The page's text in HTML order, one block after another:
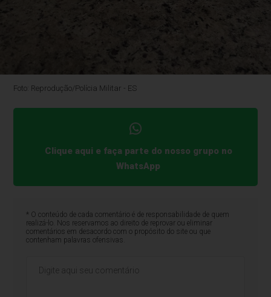
Foto: Reprodução/Polícia Militar - ES
Clique aqui e faça parte do nosso grupo no
WhatsApp
* O conteúdo de cada comentário é de responsabilidade de quem
realizá-lo. Nos reservamos ao direito de reprovar ou eliminar
comentários em desacordo com o propósito do site ou que
contenham palavras ofensivas.